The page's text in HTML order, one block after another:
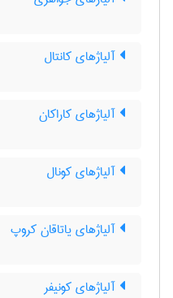
آلیاژهای کانتال
آلیاژهای کاراکان
آلیاژهای کونال
آلیاژهای یاتاقان کروپ
آلیاژهای کونیفر